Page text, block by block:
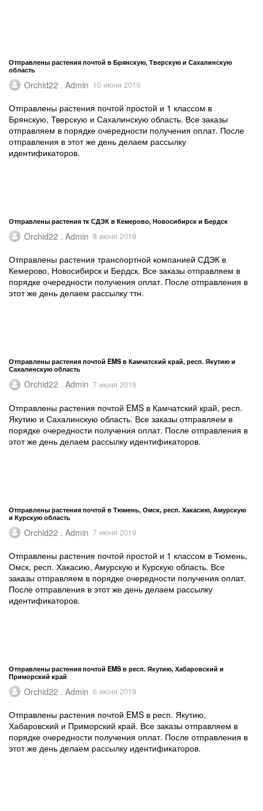
Отправлены растения почтой в Брянскую, Тверскую и Сахалинскую
область
Orchid22 . Admin 10 июня 2019
Отправлены растения почтой простой и 1 классом в
Брянскую, Тверскую и Сахалинскую область. Все заказы
отправляем в порядке очередности получения оплат. После
отправления в этот же день делаем рассылку
идентификаторов.
Отправлены растения тк СДЭК в Кемерово, Новосибирск и Бердск
Orchid22 . Admin 8 июня 2019
Отправлены растения транспортной компанией СДЭК в
Кемерово, Новосибирск и Бердск. Все заказы отправляем в
порядке очередности получения оплат. После отправления в
этот же день делаем рассылку ттн.
Отправлены растения почтой EMS в Камчатский край, респ. Якутию и
Сахалинскую область
Orchid22 . Admin 7 июня 2019
Отправлены растения почтой EMS в Камчатский край, респ.
Якутию и Сахалинскую область. Все заказы отправляем в
порядке очередности получения оплат. После отправления в
этот же день делаем рассылку идентификаторов.
Отправлены растения почтой в Тюмень, Омск, респ. Хакасию, Амурскую
и Курскую область
Orchid22 . Admin 7 июня 2019
Отправлены растения почтой простой и 1 классом в Тюмень,
Омск, респ. Хакасию, Амурскую и Курскую область. Все
заказы отправляем в порядке очередности получения оплат.
После отправления в этот же день делаем рассылку
идентификаторов.
Отправлены растения почтой EMS в респ. Якутию, Хабаровский и
Приморский край
Orchid22 . Admin 6 июня 2019
Отправлены растения почтой EMS в респ. Якутию,
Хабаровский и Приморский край. Все заказы отправляем в
порядке очередности получения оплат. После отправления в
этот же день делаем рассылку идентификаторов.